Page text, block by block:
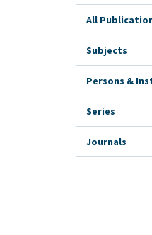
All
Subjects
Persons &
Series
Journals